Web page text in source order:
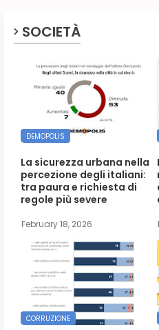
SOCIETÀ
DEMOPOLIS
La sicurezza urbana nella
percezione degli italiani:
tra paura e richiesta di
regole più severe
February 18, 2026
CORRUZIONE